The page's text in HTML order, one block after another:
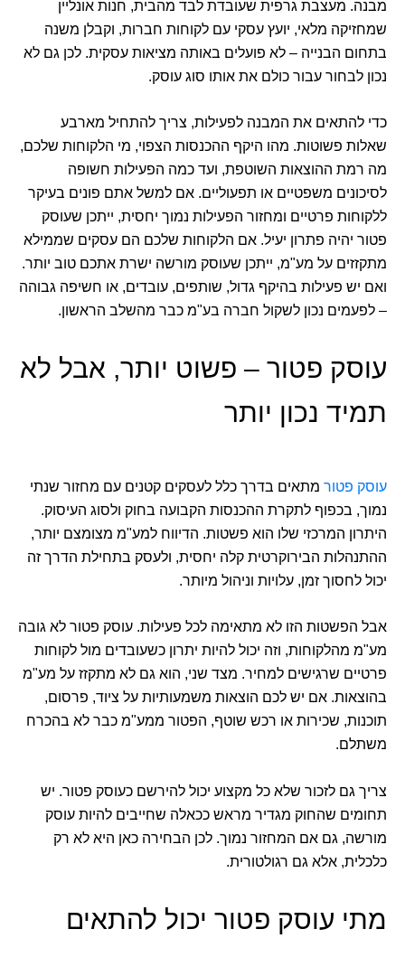
מבנה. מעצבת גרפית שעובדת לבד מהבית, חנות אונליין
שמחזיקה מלאי, יועץ עסקי עם לקוחות חברות, וקבלן משנה
בתחום הבנייה – לא פועלים באותה מציאות עסקית. לכן גם לא
נכון לבחור עבור כולם את אותו סוג עוסק.
כדי להתאים את המבנה לפעילות, צריך להתחיל מארבע
שאלות פשוטות. מהו היקף ההכנסות הצפוי, מי הלקוחות שלכם,
מה רמת ההוצאות השוטפת, ועד כמה הפעילות חשופה
לסיכונים משפטיים או תפעוליים. אם למשל אתם פונים בעיקר
ללקוחות פרטיים ומחזור הפעילות נמוך יחסית, ייתכן שעוסק
פטור יהיה פתרון יעיל. אם הלקוחות שלכם הם עסקים שממילא
מתקזזים על מע"מ, ייתכן שעוסק מורשה ישרת אתכם טוב יותר.
ואם יש פעילות בהיקף גדול, שותפים, עובדים, או חשיפה גבוהה
– לפעמים נכון לשקול חברה בע"מ כבר מהשלב הראשון.
עוסק פטור – פשוט יותר, אבל לא
תמיד נכון יותר
עוסק פטור מתאים בדרך כלל לעסקים קטנים עם מחזור שנתי
נמוך, בכפוף לתקרת ההכנסות הקבועה בחוק ולסוג העיסוק.
היתרון המרכזי שלו הוא פשטות. הדיווח למע"מ מצומצם יותר,
ההתנהלות הבירוקרטית קלה יחסית, ולעסק בתחילת הדרך זה
יכול לחסוך זמן, עלויות וניהול מיותר.
אבל הפשטות הזו לא מתאימה לכל פעילות. עוסק פטור לא גובה
מע"מ מהלקוחות, וזה יכול להיות יתרון כשעובדים מול לקוחות
פרטיים שרגישים למחיר. מצד שני, הוא גם לא מתקזז על מע"מ
בהוצאות. אם יש לכם הוצאות משמעותיות על ציוד, פרסום,
תוכנות, שכירות או רכש שוטף, הפטור ממע"מ כבר לא בהכרח
משתלם.
צריך גם לזכור שלא כל מקצוע יכול להירשם כעוסק פטור. יש
תחומים שהחוק מגדיר מראש ככאלה שחייבים להיות עוסק
מורשה, גם אם המחזור נמוך. לכן הבחירה כאן היא לא רק
כלכלית, אלא גם רגולטורית.
מתי עוסק פטור יכול להתאים